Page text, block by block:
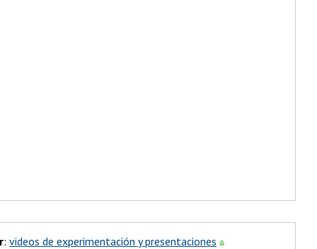
: videos de experimentación y presentaciones